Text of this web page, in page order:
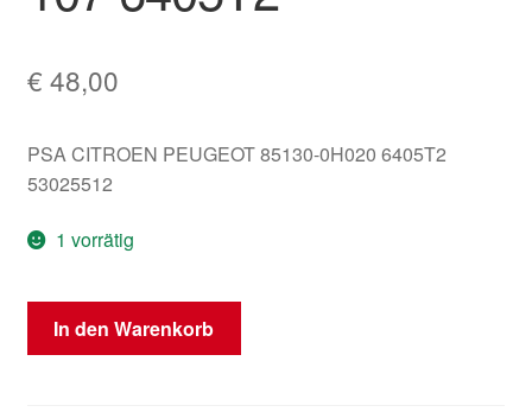
€ 48,00
PSA CITROEN PEUGEOT 85130-0H020 6405T2
53025512
1 vorrätig
Scheibenwischermotor
Citroën
In den Warenkorb